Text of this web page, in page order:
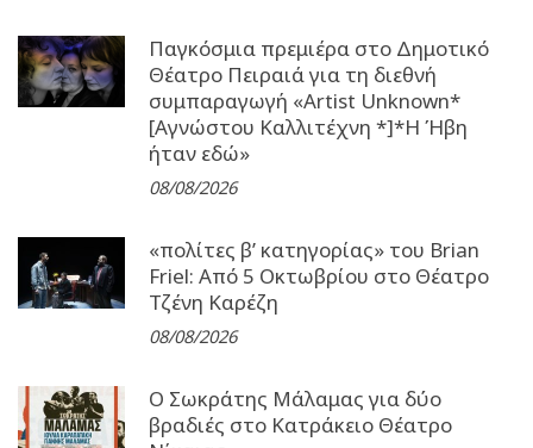
Παγκόσμια πρεμιέρα στο Δημοτικό
Θέατρο Πειραιά για τη διεθνή
συμπαραγωγή «Artist Unknown*
[Αγνώστου Καλλιτέχνη *]*Η Ήβη
ήταν εδώ»
08/08/2026
«πολίτες β’ κατηγορίας» του Brian
Friel: Από 5 Οκτωβρίου στο Θέατρο
Τζένη Καρέζη
08/08/2026
Ο Σωκράτης Μάλαμας για δύο
βραδιές στο Κατράκειο Θέατρο